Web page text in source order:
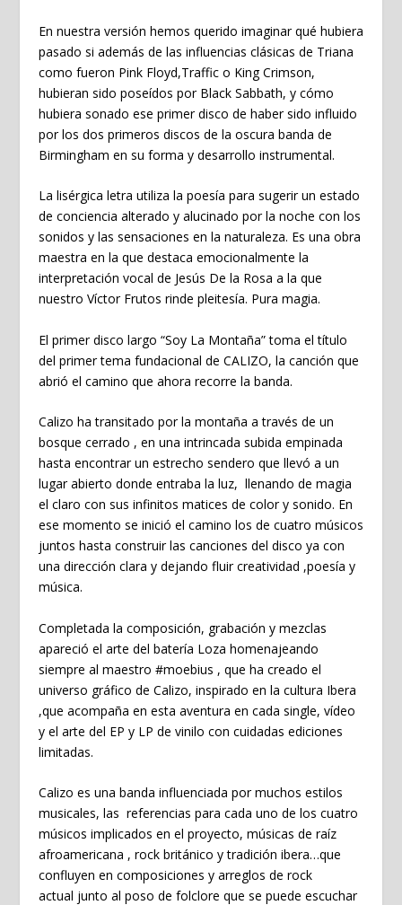
En nuestra versión hemos querido imaginar qué hubiera
pasado si además de las influencias clásicas de Triana
como fueron Pink Floyd,Traffic o King Crimson,
hubieran sido poseídos por Black Sabbath, y cómo
hubiera sonado ese primer disco de haber sido influido
por los dos primeros discos de la oscura banda de
Birmingham en su forma y desarrollo instrumental.
La lisérgica letra utiliza la poesía para sugerir un estado
de conciencia alterado y alucinado por la noche con los
sonidos y las sensaciones en la naturaleza. Es una obra
maestra en la que destaca emocionalmente la
interpretación vocal de Jesús De la Rosa a la que
nuestro Víctor Frutos rinde pleitesía. Pura magia.
El primer disco largo “Soy La Montaña” toma el título
del primer tema fundacional de CALIZO, la canción que
abrió el camino que ahora recorre la banda.
Calizo ha transitado por la montaña a través de un
bosque cerrado , en una intrincada subida empinada
hasta encontrar un estrecho sendero que llevó a un
lugar abierto donde entraba la luz, llenando de magia
el claro con sus infinitos matices de color y sonido. En
ese momento se inició el camino los de cuatro músicos
juntos hasta construir las canciones del disco ya con
una dirección clara y dejando fluir creatividad ,poesía y
música.
Completada la composición, grabación y mezclas
apareció el arte del batería Loza homenajeando
siempre al maestro #moebius , que ha creado el
universo gráfico de Calizo, inspirado en la cultura Ibera
,que acompaña en esta aventura en cada single, vídeo
y el arte del EP y LP de vinilo con cuidadas ediciones
limitadas.
Calizo es una banda influenciada por muchos estilos
musicales, las referencias para cada uno de los cuatro
músicos implicados en el proyecto, músicas de raíz
afroamericana , rock británico y tradición ibera…que
confluyen en composiciones y arreglos de rock
actual junto al poso de folclore que se puede escuchar